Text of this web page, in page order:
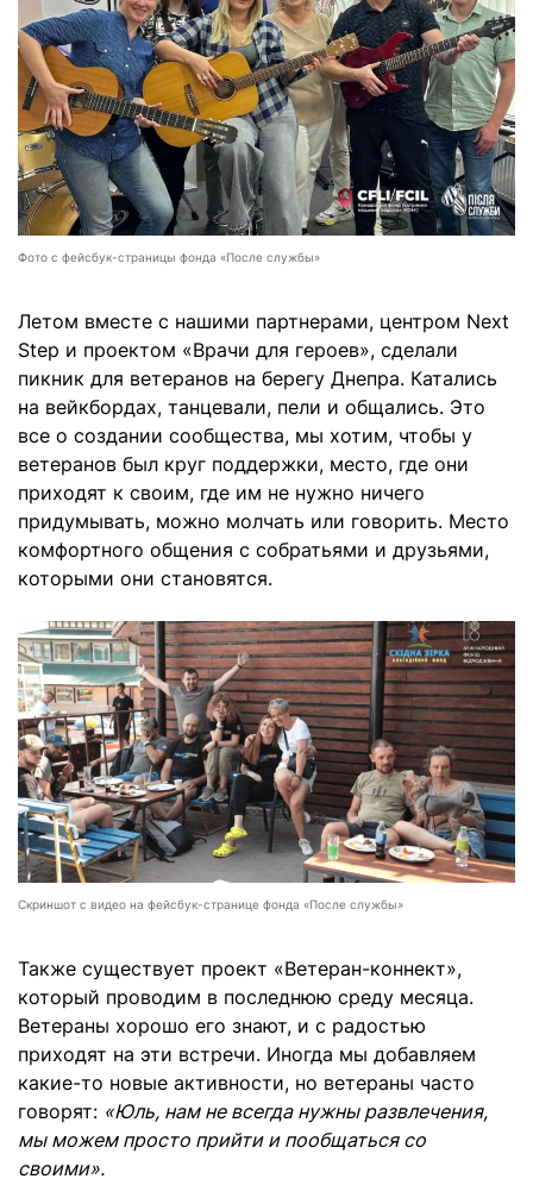
Фото с фейсбук-страницы фонда «После службы»
Летом вместе с нашими партнерами, центром Next
Step и проектом «Врачи для героев», сделали
пикник для ветеранов на берегу Днепра. Катались
на вейкбордах, танцевали, пели и общались. Это
все о создании сообщества, мы хотим, чтобы у
ветеранов был круг поддержки, место, где они
приходят к своим, где им не нужно ничего
придумывать, можно молчать или говорить. Место
комфортного общения с собратьями и друзьями,
которыми они становятся.
Скриншот с видео на фейсбук-странице фонда «После службы»
Также существует проект «Ветеран-коннект»,
который проводим в последнюю среду месяца.
Ветераны хорошо его знают, и с радостью
приходят на эти встречи. Иногда мы добавляем
какие-то новые активности, но ветераны часто
говорят: «Юль, нам не всегда нужны развлечения,
мы можем просто прийти и пообщаться со
своими».